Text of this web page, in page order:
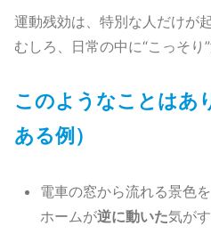
運動残効は、特別な人だけが
むしろ、日常の中に“こっそり
このようなことはあ
ある例）
電車の窓から流れる景色
ホームが逆に動いた気が